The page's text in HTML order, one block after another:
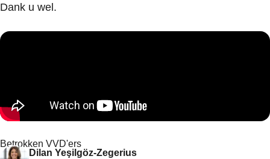
Dank u wel.
Betrokken VVD'ers
Dilan Yeşilgöz-Zegerius